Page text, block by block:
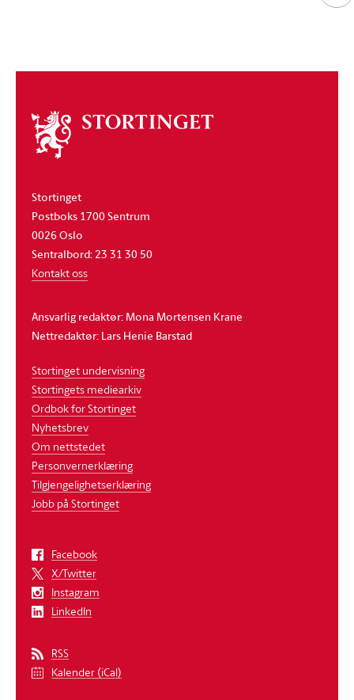
Om
stortinget
Stortinget
Postboks 1700 Sentrum
0026 Oslo
Sentralbord: 23 31 30 50
Kontakt oss
Ansvarlig redaktør: Mona Mortensen Krane
Nettredaktør: Lars Henie Barstad
Stortinget undervisning
Stortingets mediearkiv
Ordbok for Stortinget
Nyhetsbrev
Om nettstedet
Personvernerklæring
Tilgjengelighetserklæring
Jobb på Stortinget
Facebook
X/Twitter
Instagram
LinkedIn
RSS
Kalender (iCal)